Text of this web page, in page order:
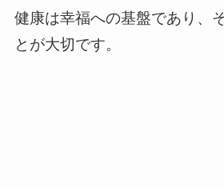
健康は幸福への基盤であり、
とが大切です。